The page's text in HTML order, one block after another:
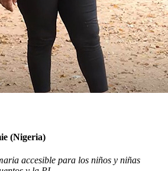
(Nigeria)
accesible para los niños y niñas